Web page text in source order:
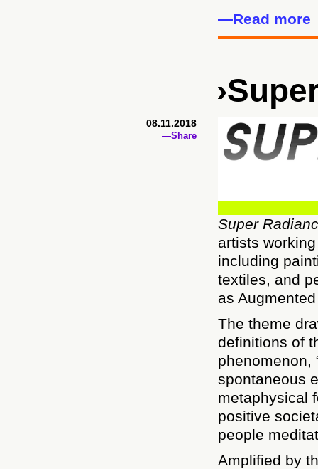
—Read more
08.11.2018
—Share
Super
artists
including
textiles, and
as
The theme
definitions of
phenomenon,
spontaneous
metaphysical
positive
people
Amplified by